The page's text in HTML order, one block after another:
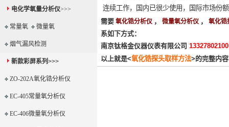
电化学氧量分析仪>>>
常量氧 微量氧
烟气漏风检测
新款彩屏系列>>>
ZO-202A氧化锆分析仪
EC-405常量氧分析仪
EC-406微量氧分析仪
连续工作，国内已很少使用，国际市场份
需要 氧化锆分析仪 ， 微量氧分析仪 ， 氧化锆
系如下方式：
南京钛格金仪器仪表有限公司
以上就是<氧化锆探头取样方法>的完整内容